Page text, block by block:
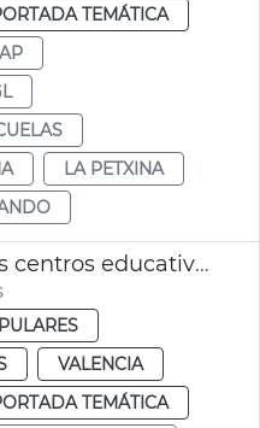
TEMÁTICA
LA PETXINA
Residencias artísticas centros educativos
VALENCIA
TEMÁTICA